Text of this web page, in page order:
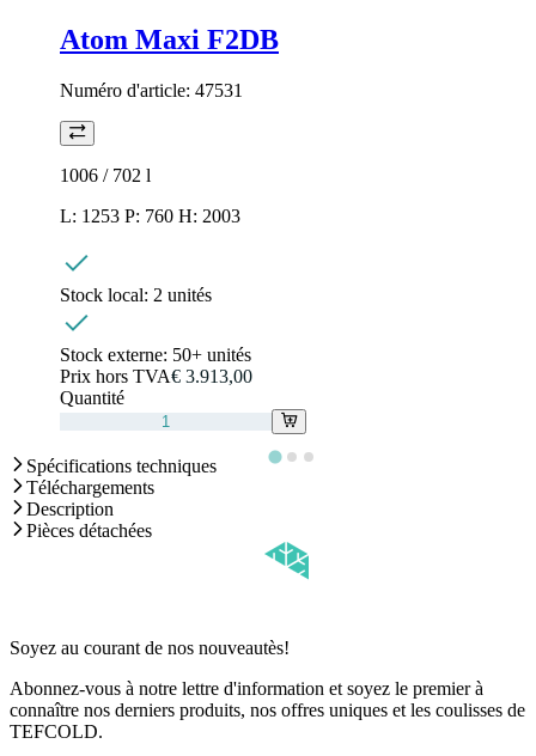
Atom Maxi F2DB
Numéro d'article: 47531
1006 / 702 l
L: 1253 P: 760 H: 2003
Stock local: 2 unités
Stock externe: 50+ unités
Prix hors TVA€ 3.913,00
Quantité
Spécifications techniques
Téléchargements
Description
Pièces détachées
Soyez au courant de nos nouveautès!
Abonnez-vous à notre lettre d'information et soyez le premier à
connaître nos derniers produits, nos offres uniques et les coulisses de
TEFCOLD.